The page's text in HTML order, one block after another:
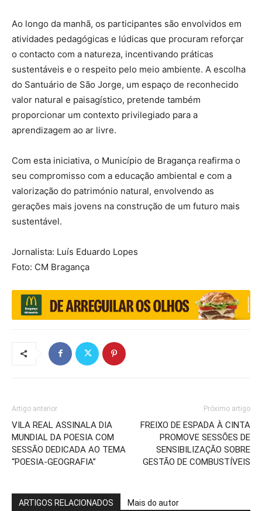
Ao longo da manhã, os participantes são envolvidos em
atividades pedagógicas e lúdicas que procuram reforçar
o contacto com a natureza, incentivando práticas
sustentáveis e o respeito pelo meio ambiente. A escolha
do Santuário de São Jorge, um espaço de reconhecido
valor natural e paisagístico, pretende também
proporcionar um contexto privilegiado para a
aprendizagem ao ar livre.
Com esta iniciativa, o Município de Bragança reafirma o
seu compromisso com a educação ambiental e com a
valorização do património natural, envolvendo as
gerações mais jovens na construção de um futuro mais
sustentável.
Jornalista: Luís Eduardo Lopes
Foto: CM Bragança
Artigo anterior
VILA REAL ASSINALA DIA
MUNDIAL DA POESIA COM
SESSÃO DEDICADA AO TEMA
“POESIA-GEOGRAFIA”
Próximo artigo
FREIXO DE ESPADA À CINTA
PROMOVE SESSÕES DE
SENSIBILIZAÇÃO SOBRE
GESTÃO DE COMBUSTÍVEIS
ARTIGOS RELACIONADOS Mais do autor